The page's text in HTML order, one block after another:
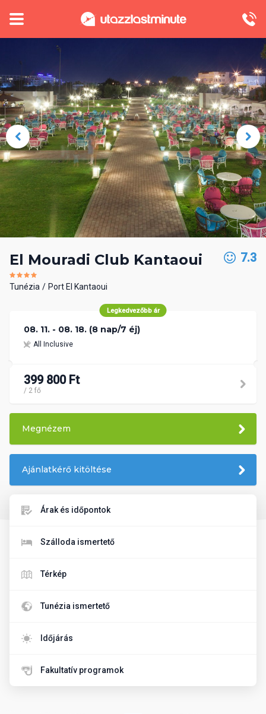
El Mouradi Club Kantaoui
Tunézia Port El Kantaoui
7.3
Legkedvezőbb ár
08. 11. - 08. 18. (8 nap/7 éj)
All Inclusive
399 800 Ft
/ 2 fő
Megnézem
Ajánlatkérő kitöltése
Árak és időpontok
Szálloda ismertető
Térkép
Tunézia ismertető
Időjárás
Fakultatív programok